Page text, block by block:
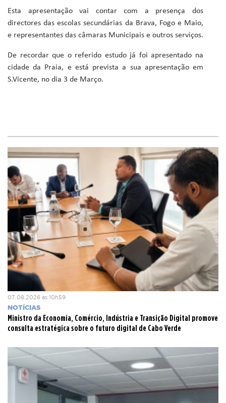
Esta apresentação vai contar com a presença dos
directores das escolas secundárias da Brava, Fogo e Maio,
e representantes das câmaras Municipais e outros serviços.
De recordar que o referido estudo já foi apresentado na
cidade da Praia, e está prevista a sua apresentação em
S.Vicente, no dia 3 de Março.
07.08.2026 às 10h59
NOTÍCIAS
Ministro da Economia, Comércio, Indústria e Transição Digital promove
consulta estratégica sobre o futuro digital de Cabo Verde